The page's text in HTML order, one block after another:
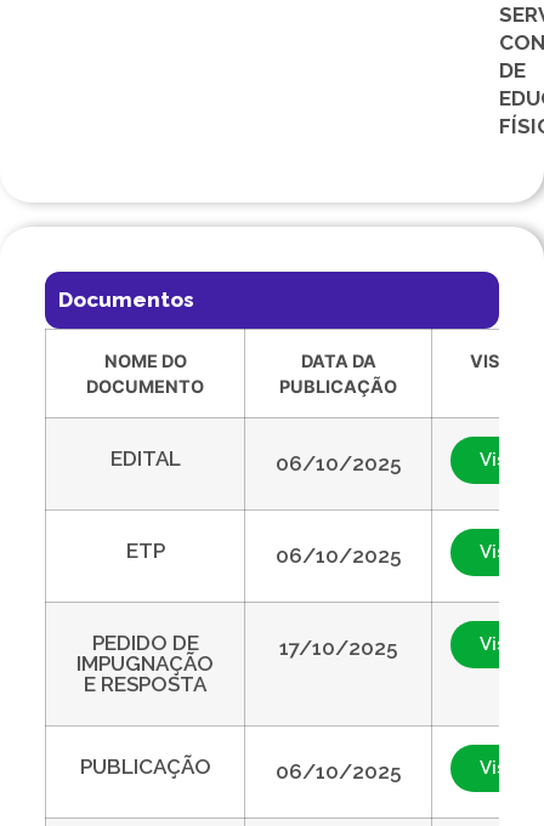
DE
Documentos
NOME DO
DOCUMENTO
DATA DA
PUBLICAÇÃO
EDITAL 06/10/2025
ETP 06/10/2025
PEDIDO DE
IMPUGNAÇÃO
E RESPOSTA
17/10/2025
PUBLICAÇÃO 06/10/2025